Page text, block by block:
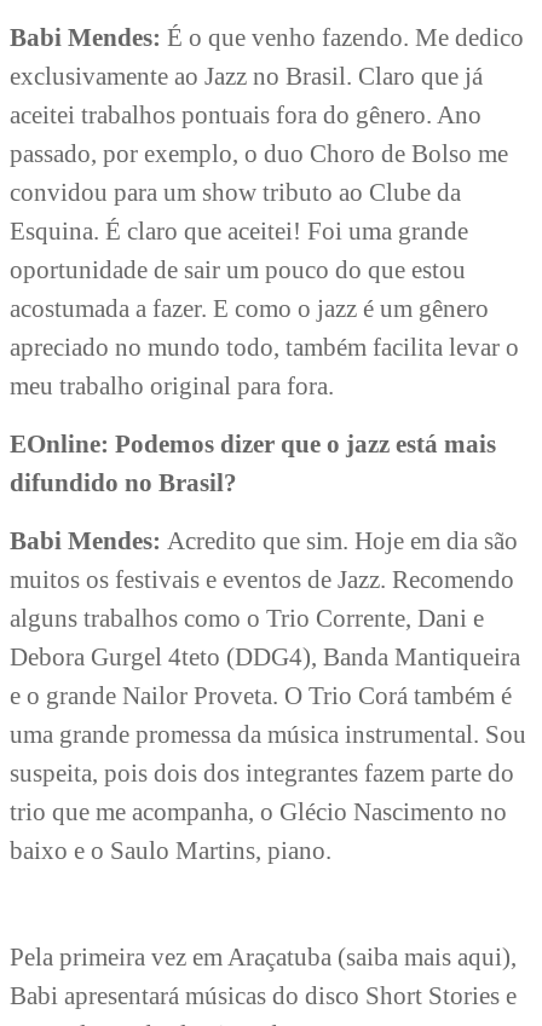
Babi Mendes: É o que venho fazendo. Me dedico
exclusivamente ao Jazz no Brasil. Claro que já
aceitei trabalhos pontuais fora do gênero. Ano
passado, por exemplo, o duo Choro de Bolso me
convidou para um show tributo ao Clube da
Esquina. É claro que aceitei! Foi uma grande
oportunidade de sair um pouco do que estou
acostumada a fazer. E como o jazz é um gênero
apreciado no mundo todo, também facilita levar o
meu trabalho original para fora.
EOnline: Podemos dizer que o jazz está mais
difundido no Brasil?
Babi Mendes: Acredito que sim. Hoje em dia são
muitos os festivais e eventos de Jazz. Recomendo
alguns trabalhos como o Trio Corrente, Dani e
Debora Gurgel 4teto (DDG4), Banda Mantiqueira
e o grande Nailor Proveta. O Trio Corá também é
uma grande promessa da música instrumental. Sou
suspeita, pois dois dos integrantes fazem parte do
trio que me acompanha, o Glécio Nascimento no
baixo e o Saulo Martins, piano.
Pela primeira vez em Araçatuba (saiba mais aqui),
Babi apresentará músicas do disco Short Stories e